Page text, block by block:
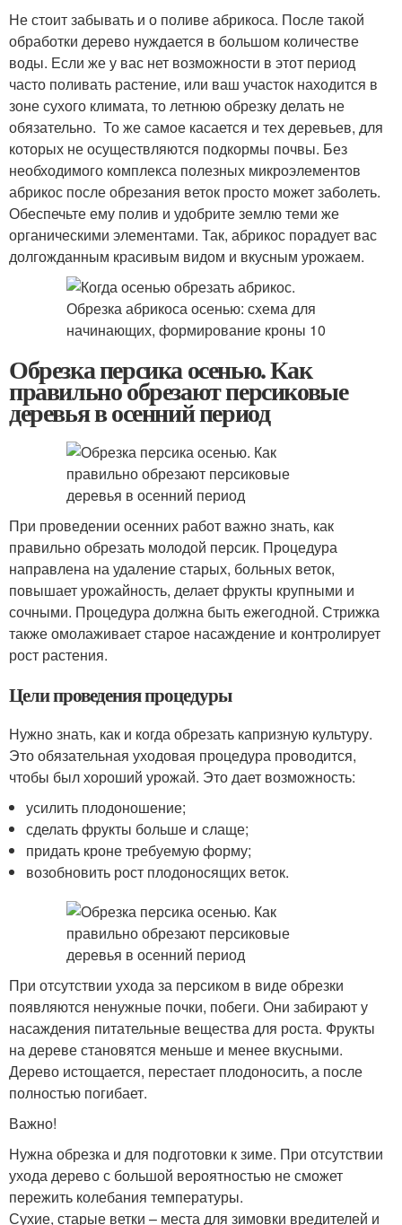
Не стоит забывать и о поливе абрикоса. После такой
обработки дерево нуждается в большом количестве
воды. Если же у вас нет возможности в этот период
часто поливать растение, или ваш участок находится в
зоне сухого климата, то летнюю обрезку делать не
обязательно. То же самое касается и тех деревьев, для
которых не осуществляются подкормы почвы. Без
необходимого комплекса полезных микроэлементов
абрикос после обрезания веток просто может заболеть.
Обеспечьте ему полив и удобрите землю теми же
органическими элементами. Так, абрикос порадует вас
долгожданным красивым видом и вкусным урожаем.
Обрезка персика осенью. Как
правильно обрезают персиковые
деревья в осенний период
При проведении осенних работ важно знать, как
правильно обрезать молодой персик. Процедура
направлена на удаление старых, больных веток,
повышает урожайность, делает фрукты крупными и
сочными. Процедура должна быть ежегодной. Стрижка
также омолаживает старое насаждение и контролирует
рост растения.
Цели проведения процедуры
Нужно знать, как и когда обрезать капризную культуру.
Это обязательная уходовая процедура проводится,
чтобы был хороший урожай. Это дает возможность:
усилить плодоношение;
сделать фрукты больше и слаще;
придать кроне требуемую форму;
возобновить рост плодоносящих веток.
При отсутствии ухода за персиком в виде обрезки
появляются ненужные почки, побеги. Они забирают у
насаждения питательные вещества для роста. Фрукты
на дереве становятся меньше и менее вкусными.
Дерево истощается, перестает плодоносить, а после
полностью погибает.
Важно!
Нужна обрезка и для подготовки к зиме. При отсутствии
ухода дерево с большой вероятностью не сможет
пережить колебания температуры.
Сухие, старые ветки – места для зимовки вредителей и